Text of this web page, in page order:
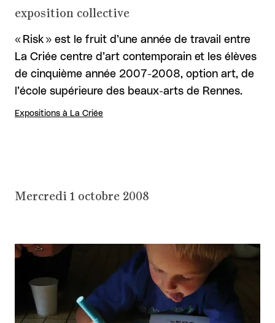
exposition collective
« Risk » est le fruit d’une année de travail entre
La Criée centre d’art contemporain et les élèves
de cinquième année 2007-2008, option art, de
l’école supérieure des beaux-arts de Rennes.
Expositions à La Criée
Mercredi 1 octobre 2008